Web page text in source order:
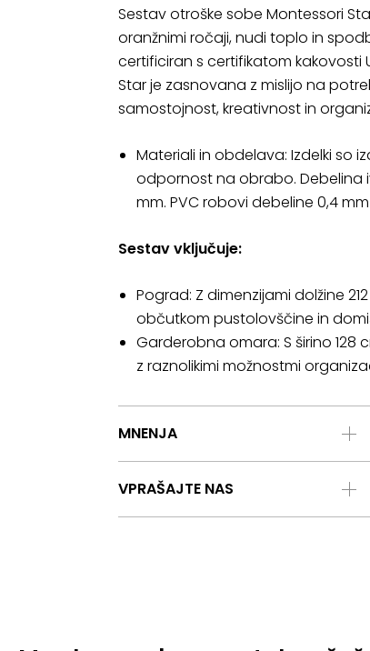
Sestav otroške sobe Montessori
oranžnimi ročaji, nudi toplo in
certificiran s certifikatom kakovosti
Star je zasnovana z mislijo na
samostojnost, kreativnost in
Materiali in obdelava: Izdelki so
odpornost na obrabo. Debelina
mm. PVC robovi debeline 0,4
Sestav vključuje:
Pograd: Z dimenzijami dolžine
občutkom pustolovščine in
Garderobna omara: S širino
z raznolikimi možnostmi
MNENJA
VPRAŠAJTE NAS